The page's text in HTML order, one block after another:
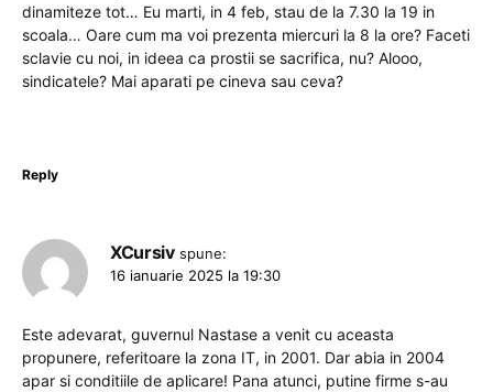
dinamiteze tot… Eu marti, in 4 feb, stau de la 7.30 la 19 in
scoala… Oare cum ma voi prezenta miercuri la 8 la ore? Faceti
sclavie cu noi, in ideea ca prostii se sacrifica, nu? Alooo,
sindicatele? Mai aparati pe cineva sau ceva?
Reply
XCursiv spune:
16 ianuarie 2025 la 19:30
Este adevarat, guvernul Nastase a venit cu aceasta
propunere, referitoare la zona IT, in 2001. Dar abia in 2004
apar si conditiile de aplicare! Pana atunci, putine firme s-au